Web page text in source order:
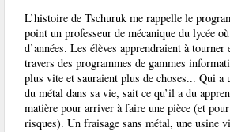
L’histoire de Tschuruk me rappelle le
point un professeur de mécanique du lycée
d’années. Les élèves apprendraient à
travers des programmes de gammes
plus vite et sauraient plus de choses... Qui
du métal dans sa vie, sait ce qu’il a du
matière pour arriver à faire une pièce (et
risques). Un fraisage sans métal, une usine